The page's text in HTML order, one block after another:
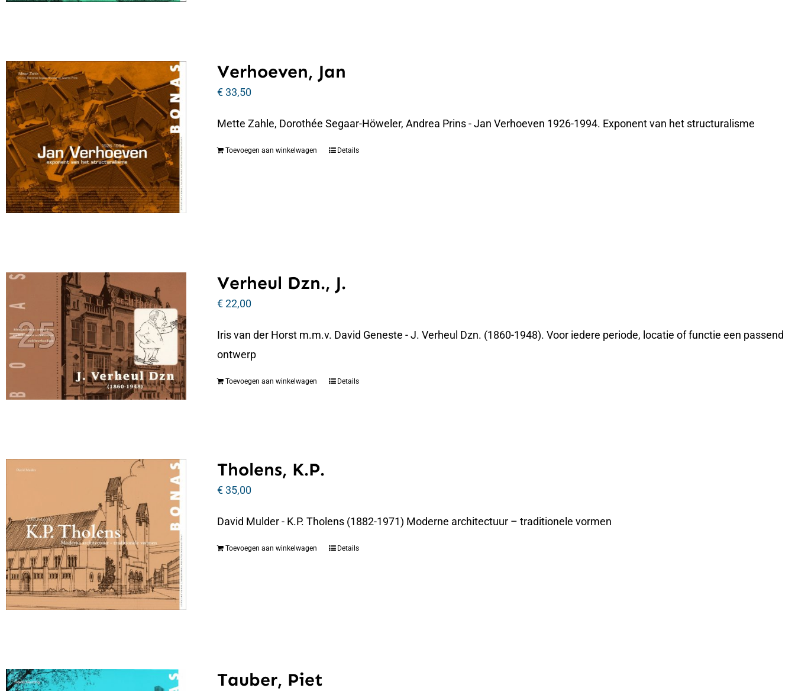
Verhoeven, Jan
€33,50
Mette Zahle, Dorothée Segaar-Höweler, Andrea Prins - Jan Verhoeven 1926-1994. Exponent van het structuralisme
Toevoegen aan winkelwagen Details
Verheul Dzn., J.
€22,00
Iris van der Horst m.m.v. David Geneste - J. Verheul Dzn. (1860-1948). Voor iedere periode, locatie of functie een passend
ontwerp
Toevoegen aan winkelwagen Details
Tholens, K.P.
€35,00
David Mulder - K.P. Tholens (1882-1971) Moderne architectuur – traditionele vormen
Toevoegen aan winkelwagen Details
Tauber, Piet